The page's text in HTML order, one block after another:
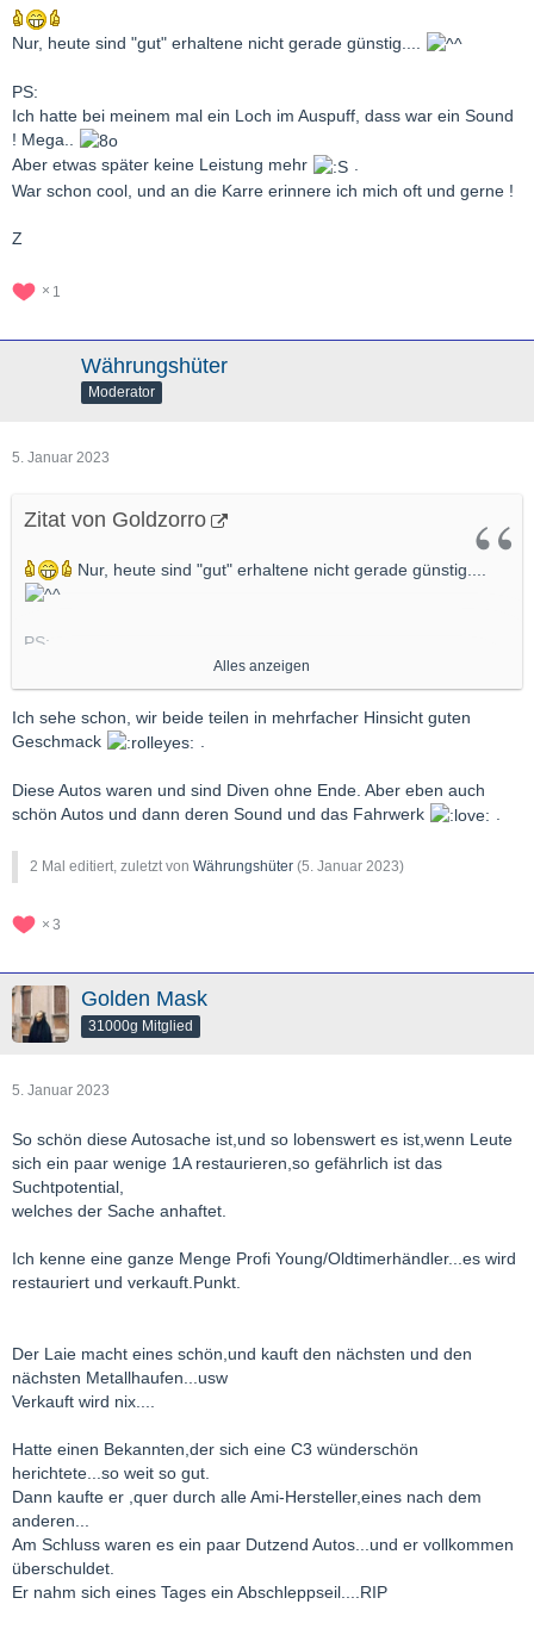
Nur, heute sind "gut" erhaltene nicht gerade günstig....
PS:
Ich hatte bei meinem mal ein Loch im Auspuff, dass war ein Sound
! Mega..
Aber etwas später keine Leistung mehr
.
War schon cool, und an die Karre erinnere ich mich oft und gerne !
Z
1
Währungshüter
Moderator
5. Januar 2023
Zitat von Goldzorro
Nur, heute sind "gut" erhaltene nicht gerade günstig....
PS:
Ich hatte bei meinem mal ein Loch im Auspuff, dass war ein
Sound ! Mega..
Aber etwas später keine Leistung mehr
.
War schon cool, und an die Karre erinnere ich mich oft und
Z
Alles anzeigen
Ich sehe schon, wir beide teilen in mehrfacher Hinsicht guten
Geschmack
Diese Autos waren und sind Diven ohne Ende. Aber eben auch
schön Autos und dann deren Sound und das Fahrwerk
2 Mal editiert, zuletzt von Währungshüter (5. Januar 2023)
3
Golden Mask
31000g Mitglied
5. Januar 2023
So schön diese Autosache ist,und so lobenswert es ist,wenn Leute
sich ein paar wenige 1A restaurieren,so gefährlich ist das
Suchtpotential,
welches der Sache anhaftet.
Ich kenne eine ganze Menge Profi Young/Oldtimerhändler...es wird
restauriert und verkauft.Punkt.
Der Laie macht eines schön,und kauft den nächsten und den
nächsten Metallhaufen...usw
Verkauft wird nix....
Hatte einen Bekannten,der sich eine C3 wünderschön
herichtete...so weit so gut.
Dann kaufte er ,quer durch alle Ami-Hersteller,eines nach dem
anderen...
Am Schluss waren es ein paar Dutzend Autos...und er vollkommen
überschuldet.
Er nahm sich eines Tages ein Abschleppseil....RIP